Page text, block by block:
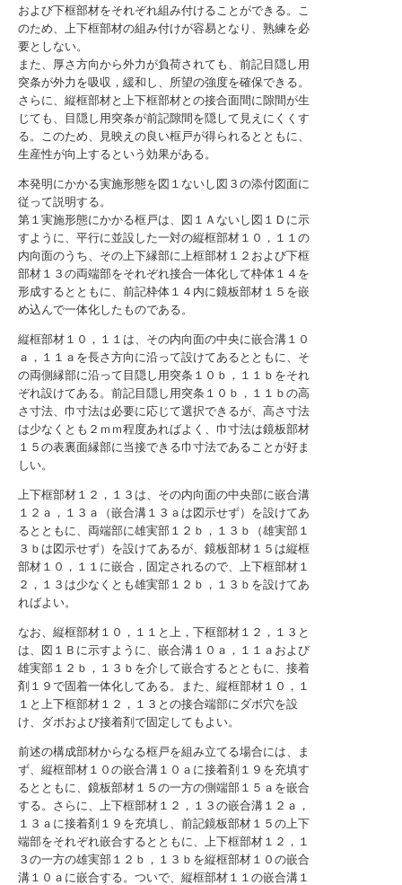
および下框部材をそれぞれ組み付けることができる。こ
のため、上下框部材の組み付けが容易となり、熟練を必
要としない。
また、厚さ方向から外力が負荷されても、前記目隠し用
突条が外力を吸収，緩和し、所望の強度を確保できる。
さらに、縦框部材と上下框部材との接合面間に隙間が生
じても、目隠し用突条が前記隙間を隠して見えにくくす
る。このため、見映えの良い框戸が得られるとともに、
生産性が向上するという効果がある。
本発明にかかる実施形態を図１ないし図３の添付図面に
従って説明する。
第１実施形態にかかる框戸は、図１Ａないし図１Ｄに示
すように、平行に並設した一対の縦框部材１０，１１の
内向面のうち、その上下縁部に上框部材１２および下框
部材１３の両端部をそれぞれ接合一体化して枠体１４を
形成するとともに、前記枠体１４内に鏡板部材１５を嵌
め込んで一体化したものである。
縦框部材１０，１１は、その内向面の中央に嵌合溝１０
ａ，１１ａを長さ方向に沿って設けてあるとともに、そ
の両側縁部に沿って目隠し用突条１０ｂ，１１ｂをそれ
ぞれ設けてある。前記目隠し用突条１０ｂ，１１ｂの高
さ寸法、巾寸法は必要に応じて選択できるが、高さ寸法
は少なくとも２ｍｍ程度あればよく、巾寸法は鏡板部材
１５の表裏面縁部に当接できる巾寸法であることが好ま
しい。
上下框部材１２，１３は、その内向面の中央部に嵌合溝
１２ａ，１３ａ（嵌合溝１３ａは図示せず）を設けてあ
るとともに、両端部に雄実部１２ｂ，１３ｂ（雄実部１
３ｂは図示せず）を設けてあるが、鏡板部材１５は縦框
部材１０，１１に嵌合，固定されるので、上下框部材１
２，１３は少なくとも雄実部１２ｂ，１３ｂを設けてあ
ればよい。
なお、縦框部材１０，１１と上，下框部材１２，１３と
は、図１Ｂに示すように、嵌合溝１０ａ，１１ａおよび
雄実部１２ｂ，１３ｂを介して嵌合するとともに、接着
剤１９で固着一体化してある。また、縦框部材１０，１
１と上下框部材１２，１３との接合端部にダボ穴を設
け、ダボおよび接着剤で固定してもよい。
前述の構成部材からなる框戸を組み立てる場合には、ま
ず、縦框部材１０の嵌合溝１０ａに接着剤１９を充填す
るとともに、鏡板部材１５の一方の側端部１５ａを嵌合
する。さらに、上下框部材１２，１３の嵌合溝１２ａ，
１３ａに接着剤１９を充填し、前記鏡板部材１５の上下
端部をそれぞれ嵌合するとともに、上下框部材１２，１
３の一方の雄実部１２ｂ，１３ｂを縦框部材１０の嵌合
溝１０ａに嵌合する。ついで、縦框部材１１の嵌合溝１